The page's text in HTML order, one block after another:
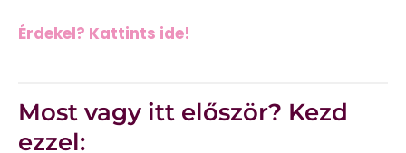
Érdekel? Kattints ide!
Most vagy itt először? Kezd
ezzel: